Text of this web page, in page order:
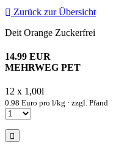
Zurück zur Übersicht
Deit Orange Zuckerfrei
14.99 EUR
MEHRWEG PET
12 x 1,00l
0.98 Euro pro l/kg · zzgl. Pfand